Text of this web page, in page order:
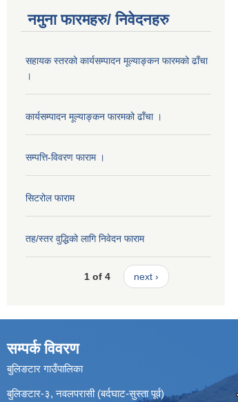
नमुना फारमहरु/ निवेदनहरु
सहायक स्तरको कार्यसम्पादन मूल्याङ्कन फारमको ढाँचा
।
कार्यसम्पादन मूल्याङ्कन फारमको ढाँचा ।
सम्पत्ति-विवरण फाराम ।
सिटरोल फाराम
तह/स्तर वुद्धिको लागि निवेदन फाराम
1 of 4 next ›
सम्पर्क विवरण
बुलिङटार गाउँपालिका
बुलिङटार-३, नवलपरासी (बर्दघाट-सुस्ता पूर्व)